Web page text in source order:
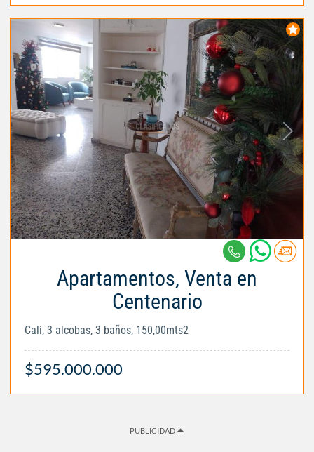
Apartamentos, Venta en
Centenario
Cali, 3 alcobas, 3 baños, 150,00mts2
$595.000.000
PUBLICIDAD